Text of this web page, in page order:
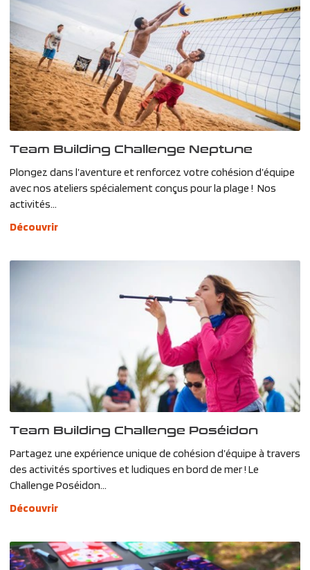
Team Building Challenge Neptune
Plongez dans l’aventure et renforcez votre cohésion d’équipe
avec nos ateliers spécialement conçus pour la plage ! Nos
activités...
Découvrir
Team Building Challenge Poséidon
Partagez une expérience unique de cohésion d’équipe à travers
des activités sportives et ludiques en bord de mer ! Le
Challenge Poséidon...
Découvrir